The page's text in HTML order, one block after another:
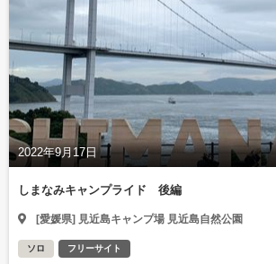
2022年9月17日
しまなみキャンプライド 後編
[愛媛県] 見近島キャンプ場 見近島自然公園
ソロ フリーサイト